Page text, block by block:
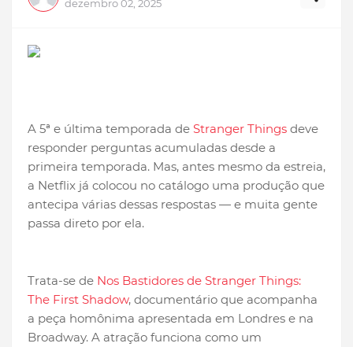
dezembro 02, 2025
A 5ª e última temporada de Stranger Things deve
responder perguntas acumuladas desde a
primeira temporada. Mas, antes mesmo da estreia,
a Netflix já colocou no catálogo uma produção que
antecipa várias dessas respostas — e muita gente
passa direto por ela.
Trata-se de Nos Bastidores de Stranger Things:
The First Shadow, documentário que acompanha
a peça homônima apresentada em Londres e na
Broadway. A atração funciona como um